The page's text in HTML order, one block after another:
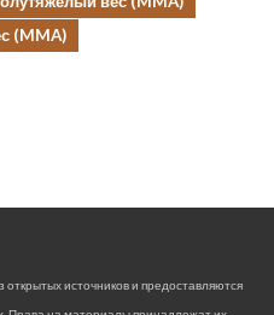
(MMA)
источников и предоставляются